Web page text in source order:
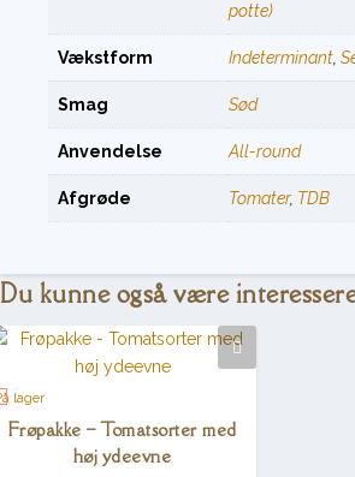
potte)
Vækstform Indeterminant
Smag Sød
Anvendelse All-round
Afgrøde Tomater, TDB
Du kunne også være
lager
Frøpakke – Tomatsorter med
høj ydeevne